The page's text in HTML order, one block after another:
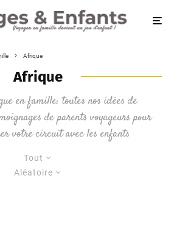
Afrique
Afrique
en famille: toutes nos idées de
de parents voyageurs pour
votre circuit avec les enfants
Tout
Aléatoire